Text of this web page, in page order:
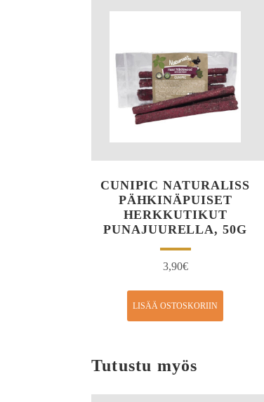
CUNIPIC NATURALISS
PÄHKINÄPUISET
HERKKUTIKUT
PUNAJUURELLA, 50G
3,90€
LISÄÄ OSTOSKORIIN
Tutustu myös